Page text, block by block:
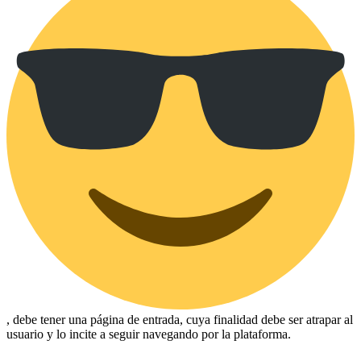
, debe tener una página de entrada, cuya finalidad debe ser atrapar al
usuario y lo incite a seguir navegando por la plataforma.